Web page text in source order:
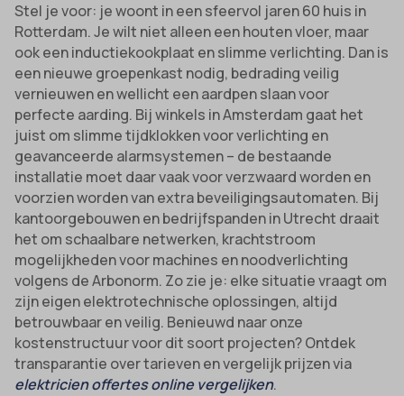
Stel je voor: je woont in een sfeervol jaren 60 huis in
Rotterdam. Je wilt niet alleen een houten vloer, maar
ook een inductiekookplaat en slimme verlichting. Dan is
een nieuwe groepenkast nodig, bedrading veilig
vernieuwen en wellicht een aardpen slaan voor
perfecte aarding. Bij winkels in Amsterdam gaat het
juist om slimme tijdklokken voor verlichting en
geavanceerde alarmsystemen – de bestaande
installatie moet daar vaak voor verzwaard worden en
voorzien worden van extra beveiligingsautomaten. Bij
kantoorgebouwen en bedrijfspanden in Utrecht draait
het om schaalbare netwerken, krachtstroom
mogelijkheden voor machines en noodverlichting
volgens de Arbonorm. Zo zie je: elke situatie vraagt om
zijn eigen elektrotechnische oplossingen, altijd
betrouwbaar en veilig. Benieuwd naar onze
kostenstructuur voor dit soort projecten? Ontdek
transparantie over tarieven en vergelijk prijzen via
elektricien offertes online vergelijken.